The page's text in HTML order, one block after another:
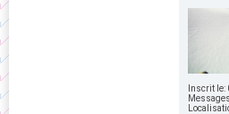
Inscrit le: